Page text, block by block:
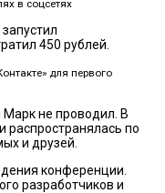
в соцсетях
450 рублей.
для первого
не проводил. В
по
и друзей.
конференции.
разработчиков и